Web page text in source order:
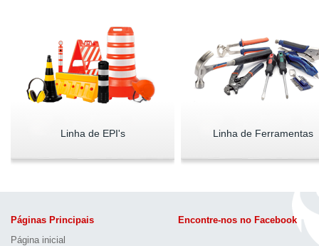
Linha de EPI's Linha de Ferramentas
Páginas Principais
Página inicial
Encontre-nos no Facebook